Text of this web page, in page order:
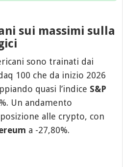
sui massimi sulla
sono trainati dai
100 che da inizio 2026
quasi l’indice S&P
Un andamento
alle crypto, con
a -27,80%.